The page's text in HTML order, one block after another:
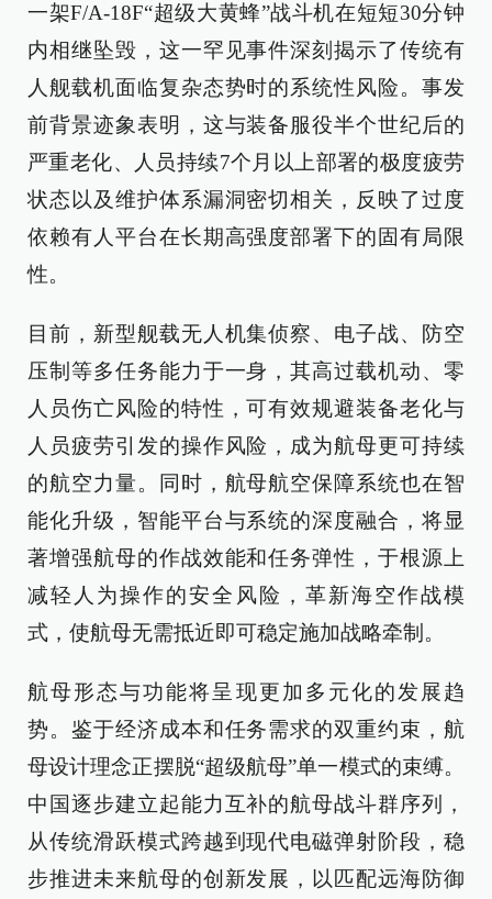
一架F/A-18F“超级大黄蜂”战斗机在短短30分钟
内相继坠毁，这一罕见事件深刻揭示了传统有
人舰载机面临复杂态势时的系统性风险。事发
前背景迹象表明，这与装备服役半个世纪后的
严重老化、人员持续7个月以上部署的极度疲劳
状态以及维护体系漏洞密切相关，反映了过度
依赖有人平台在长期高强度部署下的固有局限
性。
目前，新型舰载无人机集侦察、电子战、防空
压制等多任务能力于一身，其高过载机动、零
人员伤亡风险的特性，可有效规避装备老化与
人员疲劳引发的操作风险，成为航母更可持续
的航空力量。同时，航母航空保障系统也在智
能化升级，智能平台与系统的深度融合，将显
著增强航母的作战效能和任务弹性，于根源上
减轻人为操作的安全风险，革新海空作战模
式，使航母无需抵近即可稳定施加战略牵制。
航母形态与功能将呈现更加多元化的发展趋
势。鉴于经济成本和任务需求的双重约束，航
母设计理念正摆脱“超级航母”单一模式的束缚。
中国逐步建立起能力互补的航母战斗群序列，
从传统滑跃模式跨越到现代电磁弹射阶段，稳
步推进未来航母的创新发展，以匹配远海防御